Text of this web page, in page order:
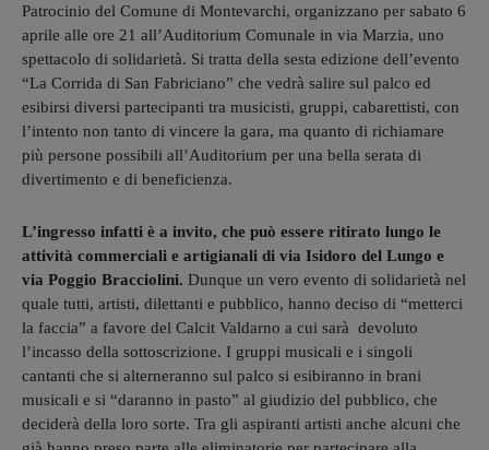
Patrocinio del Comune di Montevarchi, organizzano per sabato 6
aprile alle ore 21 all’Auditorium Comunale in via Marzia, uno
spettacolo di solidarietà. Si tratta della sesta edizione dell’evento
“La Corrida di San Fabriciano” che vedrà salire sul palco ed
esibirsi diversi partecipanti tra musicisti, gruppi, cabarettisti, con
l’intento non tanto di vincere la gara, ma quanto di richiamare
più persone possibili all’Auditorium per una bella serata di
divertimento e di beneficienza.
L’ingresso infatti è a invito, che può essere ritirato lungo le
attività commerciali e artigianali di via Isidoro del Lungo e
via Poggio Bracciolini. Dunque un vero evento di solidarietà nel
quale tutti, artisti, dilettanti e pubblico, hanno deciso di “metterci
la faccia” a favore del Calcit Valdarno a cui sarà devoluto
l’incasso della sottoscrizione. I gruppi musicali e i singoli
cantanti che si alterneranno sul palco si esibiranno in brani
musicali e si “daranno in pasto” al giudizio del pubblico, che
deciderà della loro sorte. Tra gli aspiranti artisti anche alcuni che